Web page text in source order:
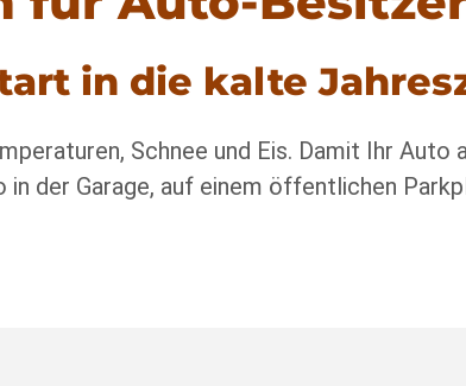
in die kalte
Schnee und Eis. Damit Ihr
der Garage, auf einem öffentlichen